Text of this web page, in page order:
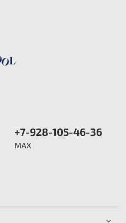
+7-928-105-46-36
MAX